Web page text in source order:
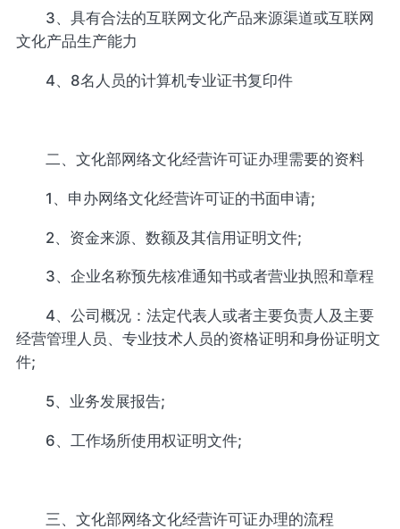
3、具有合法的互联网文化产品来源渠道或互联网
文化产品生产能力
4、8名人员的计算机专业证书复印件
二、文化部网络文化经营许可证办理需要的资料
1、申办网络文化经营许可证的书面申请;
2、资金来源、数额及其信用证明文件;
3、企业名称预先核准通知书或者营业执照和章程
4、公司概况：法定代表人或者主要负责人及主要
经营管理人员、专业技术人员的资格证明和身份证明文
件;
5、业务发展报告;
6、工作场所使用权证明文件;
三、文化部网络文化经营许可证办理的流程